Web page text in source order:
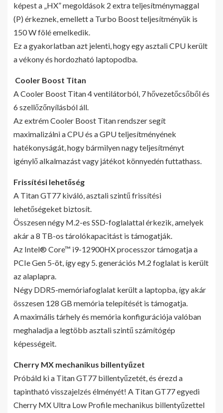
képest a „HX” megoldások 2 extra teljesítménymaggal
(P) érkeznek, emellett a Turbo Boost teljesítményük is
150 W fölé emelkedik.
Ez a gyakorlatban azt jelenti, hogy egy asztali CPU került
a vékony és hordozható laptopodba.
Cooler Boost Titan
A Cooler Boost Titan 4 ventilátorból, 7 hővezetőcsőből és
6 szellőzőnyílásból áll.
Az extrém Cooler Boost Titan rendszer segít
maximalizálni a CPU és a GPU teljesítményének
hatékonyságát, hogy bármilyen nagy teljesítményt
igénylő alkalmazást vagy játékot könnyedén futtathass.
Frissítési lehetőség
A Titan GT77 kiváló, asztali szintű frissítési
lehetőségeket biztosít.
Összesen négy M.2-es SSD-foglalattal érkezik, amelyek
akár a 8 TB-os tárolókapacitást is támogatják.
Az Intel® Core™ i9-12900HX processzor támogatja a
PCIe Gen 5-öt, így egy 5. generációs M.2 foglalat is került
az alaplapra.
Négy DDR5-memóriafoglalat került a laptopba, így akár
összesen 128 GB memória telepítését is támogatja.
A maximális tárhely és memória konfigurációja valóban
meghaladja a legtöbb asztali szintű számítógép
képességeit.
Cherry MX mechanikus billentyűzet
Próbáld ki a Titan GT77 billentyűzetét, és érezd a
tapintható visszajelzés élményét! A Titan GT77 egyedi
Cherry MX Ultra Low Profile mechanikus billentyűzettel